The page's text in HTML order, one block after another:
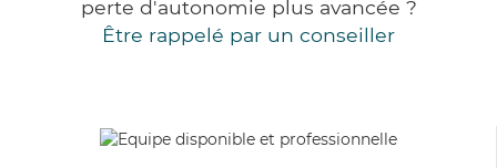
perte d'autonomie plus avancée ?
Être rappelé par un conseiller